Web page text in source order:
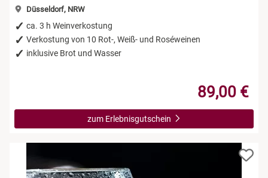
Düsseldorf, NRW
ca. 3 h Weinverkostung
Verkostung von 10 Rot-, Weiß- und Roséweinen
inklusive Brot und Wasser
89,00 €
zum Erlebnisgutschein